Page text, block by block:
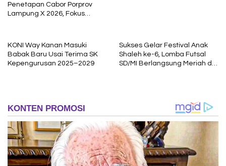
Penetapan Cabor Porprov
Lampung X 2026, Fokus
KONI Way Kanan Masuki
Babak Baru Usai Terima SK
Kepengurusan 2025–2029
Sukses Gelar Festival Anak
Shaleh ke-6, Lomba Futsal
SD/MI Berlangsung Meriah di